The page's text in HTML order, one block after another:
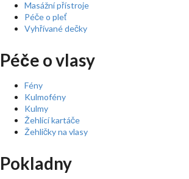
Masážní přístroje
Péče o pleť
Vyhřívané dečky
Péče o vlasy
Fény
Kulmofény
Kulmy
Žehlící kartáče
Žehličky na vlasy
Pokladny